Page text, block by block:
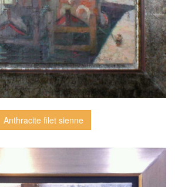
Anthracite filet sienne